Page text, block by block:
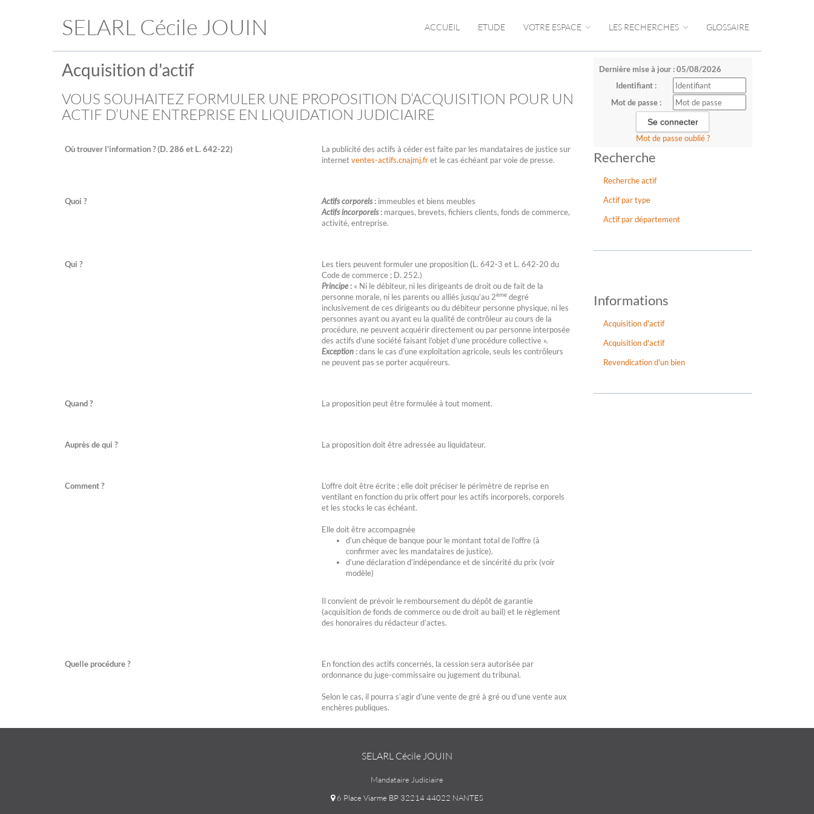
SELARL Cécile JOUIN ACCUEIL ETUDE VOTRE ESPACE LES RECHERCHES GLOSSAIRE
Dernière mise à jour : 05/08/2026
Identifiant :
Mot de passe :
Mot de passe oublié ?
Recherche
Recherche actif
Actif par type
Actif par département
Informations
Acquisition d'actif
Acquisition d'actif
Revendication d'un bien
Acquisition d'actif
VOUS SOUHAITEZ FORMULER UNE PROPOSITION D’ACQUISITION POUR UN
ACTIF D’UNE ENTREPRISE EN LIQUIDATION JUDICIAIRE
Où trouver l’information ? (D. 286 et L. 642-22)
La publicité des actifs à céder est faite par les mandataires de justice sur
internetventes-actifs.cnajmj.fret le cas échéant par voie de presse.
Quoi ? Actifs corporels: immeubles et biens meubles
Actifs incorporels:marques, brevets, fichiers clients, fonds de commerce,
activité, entreprise.
Qui ? Les tiers peuvent formuler une proposition(L. 642-3 et L. 642-20 du
Code de commerce ; D. 252.)
Principe :« Ni le débiteur, ni les dirigeants de droit ou de fait de la
personne morale, ni les parents ou alliés jusqu’au 2èmedegré
inclusivement de ces dirigeants ou du débiteur personne physique, ni les
personnes ayant ou ayant eu la qualité de contrôleur au cours de la
procédure, ne peuvent acquérir directement ou par personne interposée
des actifs d’une société faisant l’objet d’une procédure collective ».
Exception: dans le cas d’une exploitation agricole, seuls les contrôleurs
ne peuvent pas se porter acquéreurs.
Quand ? La proposition peut être formulée à tout moment.
Auprès de qui ? La proposition doit être adressée au liquidateur.
Comment ?
L’offre doit être écrite ; elle doit préciser le périmètre de reprise en
ventilant en fonction du prix offert pour les actifs incorporels, corporels
et les stocks le cas échéant.
Elle doit être accompagnée
d’un chèque de banque pour le montant total de l’offre (à
confirmer avec les mandataires de justice).
d’une déclaration d’indépendance et de sincérité du prix (voir
modèle)
Il convient de prévoir le remboursement du dépôt de garantie
(acquisition de fonds de commerce ou de droit au bail) et le règlement
des honoraires du rédacteur d’actes.
Quelle procédure ?
En fonction des actifs concernés, la cession sera autorisée par
ordonnance du juge-commissaire ou jugement du tribunal.
Selon le cas, il pourra s’agir d’une vente de gré à gré ou d’une vente aux
enchères publiques.
SELARL Cécile JOUIN
Mandataire Judiciaire
6 Place Viarme BP 32214 44022 NANTES